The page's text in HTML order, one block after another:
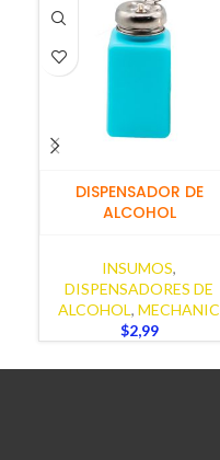
DISPENSADOR DE
ALCOHOL
INSUMOS,
DISPENSADORES DE
ALCOHOL, MECHANIC
$2,99